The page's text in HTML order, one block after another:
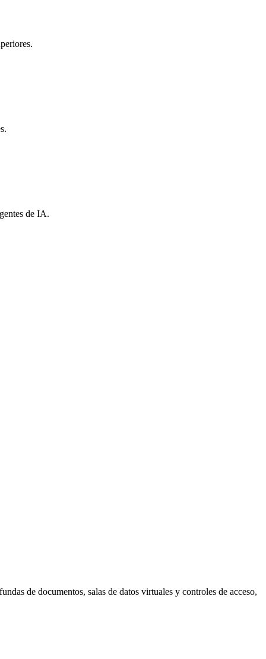
de IA.
de documentos, salas de datos virtuales y controles de acceso,
junto a una herramienta dedicada de firma electrónica.